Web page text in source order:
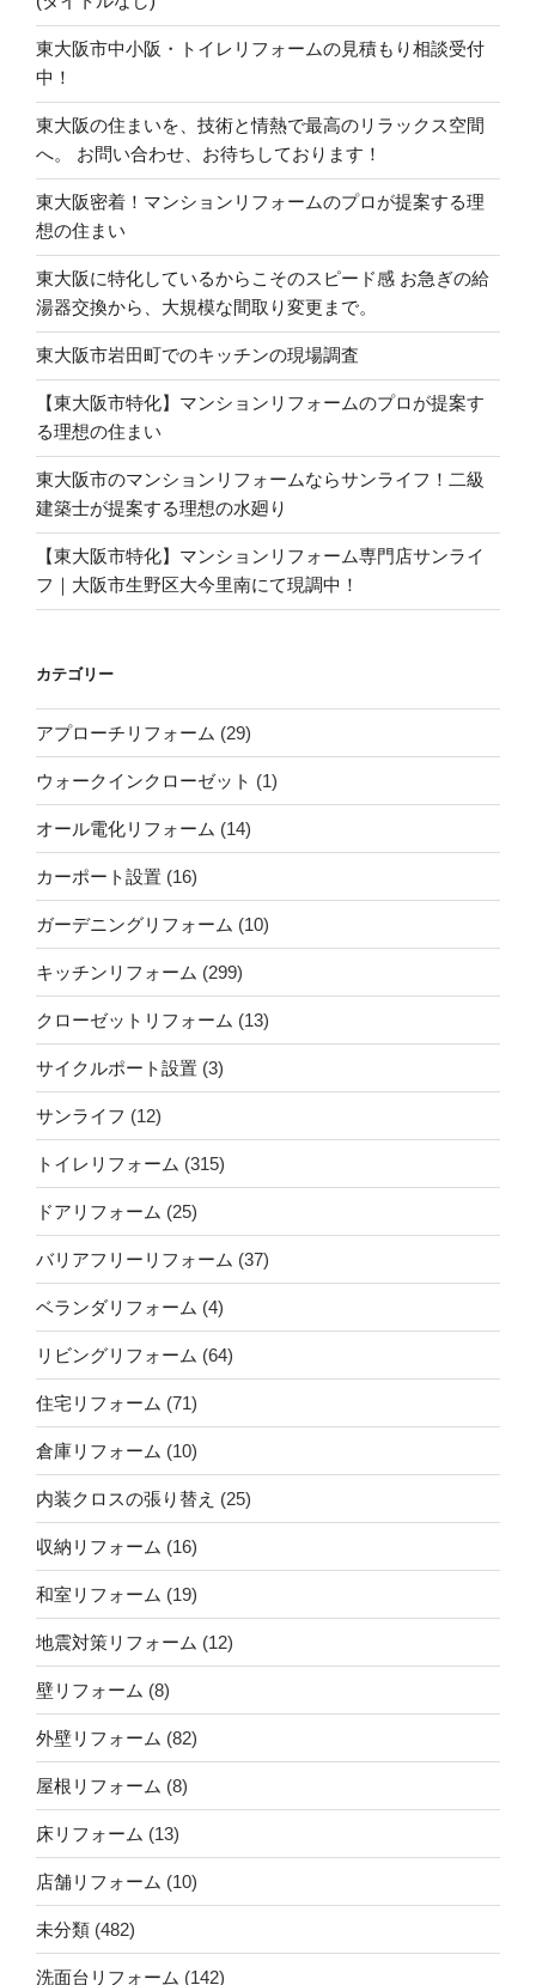
東大阪市中小阪・トイレリフォームの見積もり相談受付
中！
東大阪の住まいを、技術と情熱で最高のリラックス空間
へ。 お問い合わせ、お待ちしております！
東大阪密着！マンションリフォームのプロが提案する理
想の住まい
東大阪に特化しているからこそのスピード感 お急ぎの給
湯器交換から、大規模な間取り変更まで。
東大阪市岩田町でのキッチンの現場調査
【東大阪市特化】マンションリフォームのプロが提案す
る理想の住まい
東大阪市のマンションリフォームならサンライフ！二級
建築士が提案する理想の水廻り
【東大阪市特化】マンションリフォーム専門店サンライ
フ｜大阪市生野区大今里南にて現調中！
カテゴリー
アプローチリフォーム (29)
ウォークインクローゼット (1)
オール電化リフォーム (14)
カーポート設置 (16)
ガーデニングリフォーム (10)
キッチンリフォーム (299)
クローゼットリフォーム (13)
サイクルポート設置 (3)
サンライフ (12)
トイレリフォーム (315)
ドアリフォーム (25)
バリアフリーリフォーム (37)
ベランダリフォーム (4)
リビングリフォーム (64)
住宅リフォーム (71)
倉庫リフォーム (10)
内装クロスの張り替え (25)
収納リフォーム (16)
和室リフォーム (19)
地震対策リフォーム (12)
壁リフォーム (8)
外壁リフォーム (82)
屋根リフォーム (8)
床リフォーム (13)
店舗リフォーム (10)
未分類 (482)
洗面台リフォーム (142)